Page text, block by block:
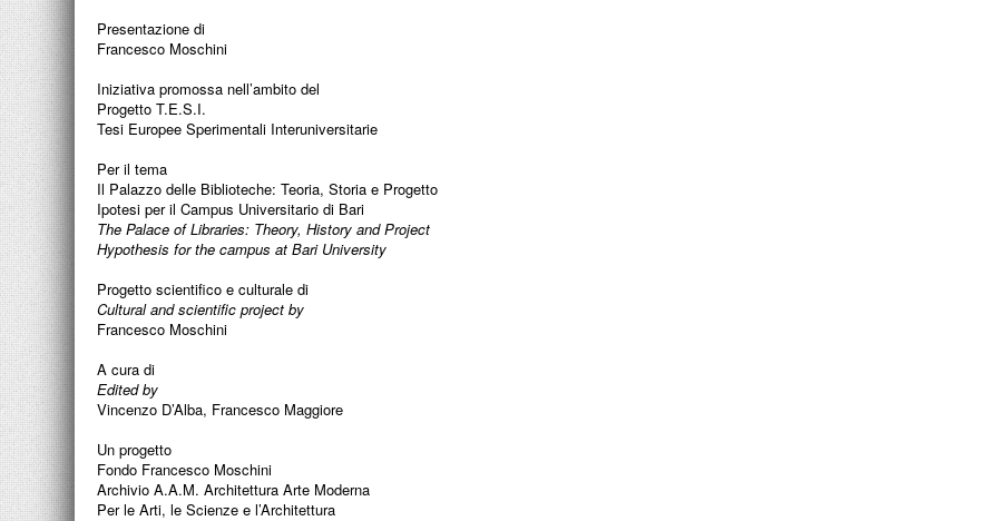
Presentazione di
Francesco Moschini
Iniziativa promossa nell’ambito del
Progetto T.E.S.I.
Tesi Europee Sperimentali Interuniversitarie
Per il tema
Il Palazzo delle Biblioteche: Teoria, Storia e Progetto
Ipotesi per il Campus Universitario di Bari
The Palace of Libraries: Theory, History and Project
Hypothesis for the campus at Bari University
Progetto scientifico e culturale di
Cultural and scientific project by
Francesco Moschini
A cura di
Edited by
Vincenzo D’Alba, Francesco Maggiore
Un progetto
Fondo Francesco Moschini
Archivio A.A.M. Architettura Arte Moderna
Per le Arti, le Scienze e l’Architettura